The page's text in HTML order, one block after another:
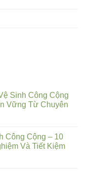
Sinh Công Cộng
Vững Từ Chuyên
Công Cộng – 10
Và Tiết Kiệm